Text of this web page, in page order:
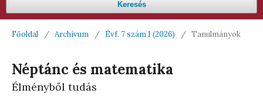
Keresés
Főoldal / Archívum / Évf. 7 szám 1 (2026) / Tanulmányok
Néptánc és matematika
Élményből tudás